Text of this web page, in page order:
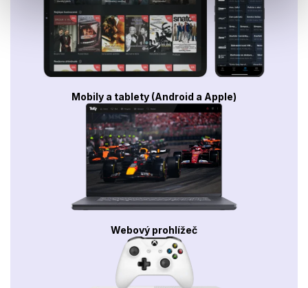
Mobily a tablety (Android a Apple)
Webový prohlížeč